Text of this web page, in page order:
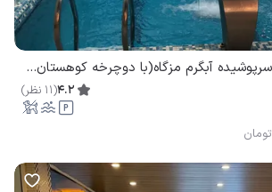
اجاره ویلا استخردار سرپوشیده آبگرم مزگاه(با دوچرخه کوهستان) نوشهر
4.2
(
11 نظر)
تومان